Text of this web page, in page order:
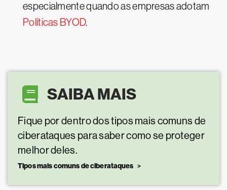
especialmente quando as empresas adotam
Políticas BYOD.
SAIBA MAIS
Fique por dentro dos tipos mais comuns de
ciberataques para saber como se proteger
melhor deles.
Tipos mais comuns de ciberataques